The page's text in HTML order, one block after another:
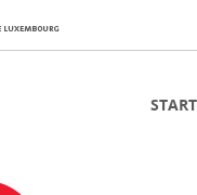
START